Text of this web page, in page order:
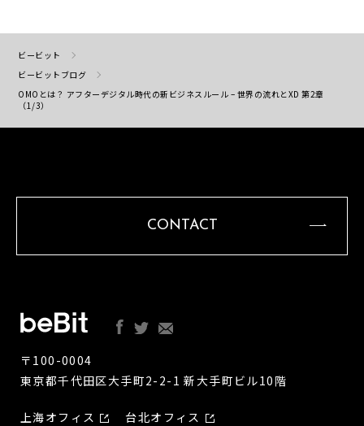
ビービット
ビービットブログ
OMOとは？ アフターデジタル時代の新ビジネスルール – 世界の流れとXD 第2章
（1/3）
CONTACT
〒100-0004
東京都千代田区大手町2-2-1 新大手町ビル10階
上海オフィス 台北オフィス